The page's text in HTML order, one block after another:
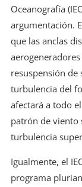
Oceanografía
argumentación.
que las anclas
resuspensión
turbulencia del
afectará a todo
patrón de viento
turbulencia
Igualmente, el
programa